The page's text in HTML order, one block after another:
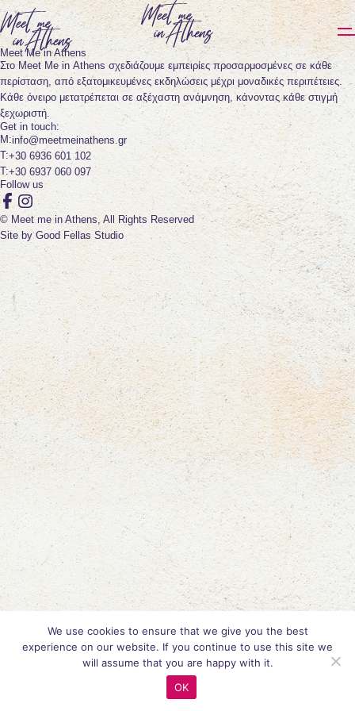
Meet Me in Athens
Στο Meet Me in Athens σχεδιάζουμε εμπειρίες προσαρμοσμένες σε κάθε
περίσταση, από εξατομικευμένες εκδηλώσεις μέχρι μοναδικές περιπέτειες.
Κάθε όνειρο μετατρέπεται σε αξέχαστη ανάμνηση, κάνοντας κάθε στιγμή
ξεχωριστή.
Get in touch:
info@meetmeinathens.gr
+30 6936 601 102
+30 6937 060 097
Follow us
Facebook
Instagram
© Meet me in Athens, All Rights Reserved
Site byGood Fellas Studio
We use cookies to ensure that we give you the best
experience on our website. If you continue to use this site we
will assume that you are happy with it.
OK